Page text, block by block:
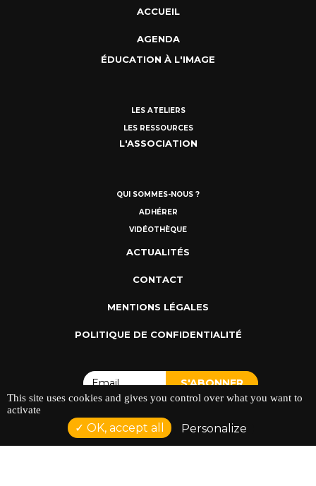
ACCUEIL
AGENDA
ÉDUCATION À L'IMAGE
LES ATELIERS
LES RESSOURCES
L'ASSOCIATION
QUI SOMMES-NOUS ?
ADHÉRER
VIDÉOTHÈQUE
ACTUALITÉS
CONTACT
MENTIONS LÉGALES
POLITIQUE DE CONFIDENTIALITÉ
This site uses cookies and gives you control over what you want to
activate
OK, accept all Personalize